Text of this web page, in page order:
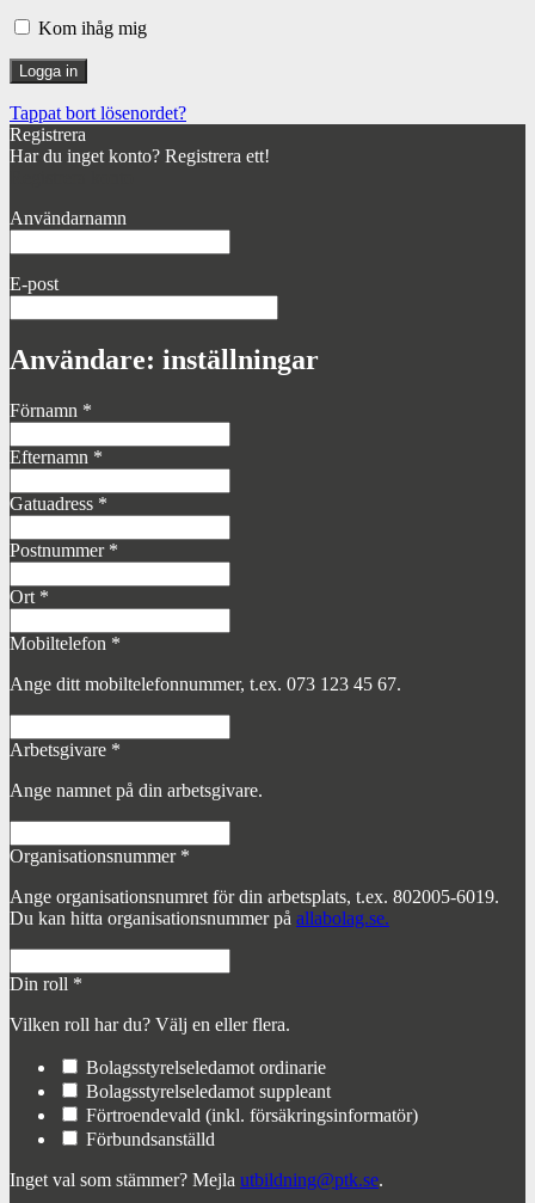
Kom ihåg mig
Tappat bort lösenordet?
Registrera
Har du inget konto? Registrera ett!
Användarnamn
E-post
Användare: inställningar
Förnamn *
Efternamn *
Gatuadress *
Postnummer *
Ort *
Mobiltelefon *
Ange ditt mobiltelefonnummer, t.ex. 073 123 45 67.
Arbetsgivare *
Ange namnet på din arbetsgivare.
Organisationsnummer *
Ange organisationsnumret för din arbetsplats, t.ex. 802005-6019.
Du kan hitta organisationsnummer på allabolag.se.
Din roll *
Vilken roll har du? Välj en eller flera.
Bolagsstyrelseledamot ordinarie
Bolagsstyrelseledamot suppleant
Förtroendevald (inkl. försäkringsinformatör)
Förbundsanställd
Inget val som stämmer? Mejla utbildning@ptk.se.